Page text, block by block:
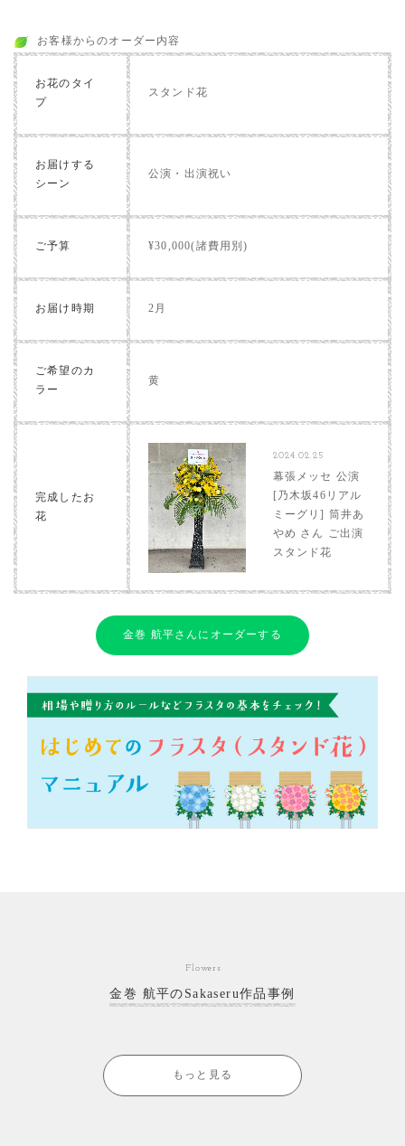
お客様からのオーダー内容
お花のタイ
プ
スタンド花
お届けする
シーン
公演・出演祝い
ご予算 ¥30,000(諸費用別)
お届け時期 2月
ご希望のカ
ラー
黄
完成したお
花
2024.02.25
幕張メッセ 公演
[乃木坂46リアル
ミーグリ] 筒井あ
やめ さん ご出演
スタンド花
金巻 航平さんにオーダーする
Flowers
金巻 航平のSakaseru作品事例
もっと見る